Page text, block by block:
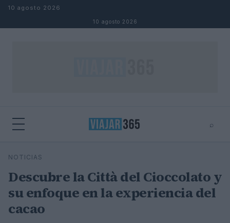
Saltar al contenido
10 agosto 2026
10 agosto 2026
⌕
Buscar
NOTICIAS
Descubre la Città del Cioccolato y
su enfoque en la experiencia del
cacao